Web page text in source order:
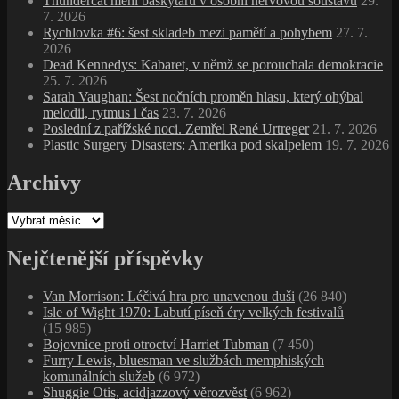
7. 2026
Rychlovka #6: šest skladeb mezi pamětí a pohybem 27. 7.
2026
Dead Kennedys: Kabaret, v němž se porouchala demokracie
25. 7. 2026
Sarah Vaughan: Šest nočních proměn hlasu, který ohýbal
melodii, rytmus i čas 23. 7. 2026
Poslední z pařížské noci. Zemřel René Urtreger 21. 7. 2026
Plastic Surgery Disasters: Amerika pod skalpelem 19. 7. 2026
Archivy
Archivy
Nejčtenější příspěvky
Van Morrison: Léčivá hra pro unavenou duši (26 840)
Isle of Wight 1970: Labutí píseň éry velkých festivalů
(15 985)
Bojovnice proti otroctví Harriet Tubman (7 450)
Furry Lewis, bluesman ve službách memphiských
komunálních služeb (6 972)
Shuggie Otis, acidjazzový věrozvěst (6 962)